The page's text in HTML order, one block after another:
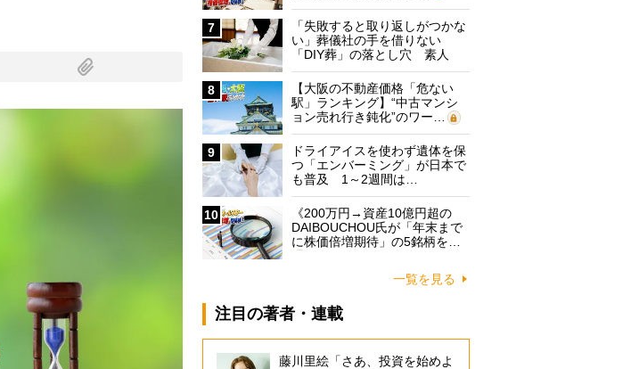
7
「失敗すると取り返しがつかな
い」葬儀社の手を借りない
「DIY葬」の落とし穴 素人
に…
8
【大阪の不動産価格「危ない
駅」ランキング】“中古マンシ
ョン売れ行き鈍化”のワー…
9
ドライアイスを使わず遺体を保
つ「エンバーミング」が日本で
も普及 1～2週間は…
10
《200万円→資産10億円超の
DAIBOUCHOU氏が「年末まで
に株価倍増期待」の5銘柄を…
一覧を見る
注目の著者・連載
藤川里絵「さあ、投資を始めよ